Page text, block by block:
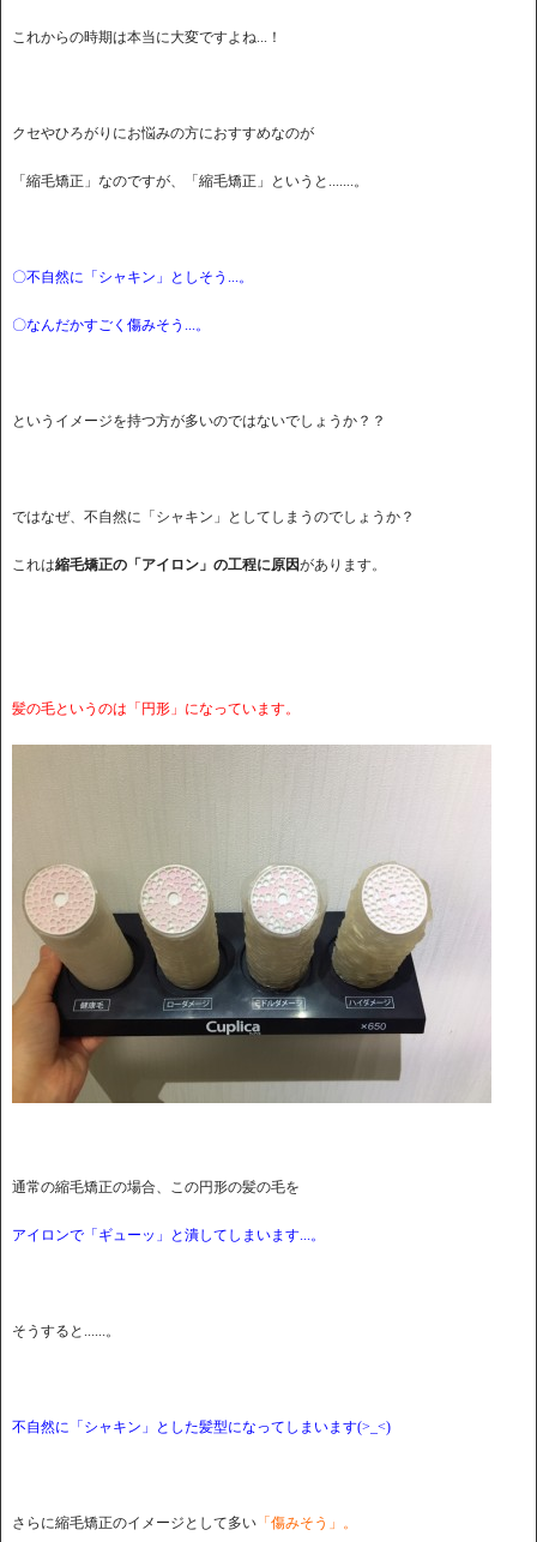
これからの時期は本当に大変ですよね...！
クセやひろがりにお悩みの方におすすめなのが
「縮毛矯正」なのですが、「縮毛矯正」というと.......。
〇不自然に「シャキン」としそう...。
〇なんだかすごく傷みそう...。
というイメージを持つ方が多いのではないでしょうか？？
ではなぜ、不自然に「シャキン」としてしまうのでしょうか？
これは縮毛矯正の「アイロン」の工程に原因があります。
髪の毛というのは「円形」になっています。
通常の縮毛矯正の場合、この円形の髪の毛を
アイロンで「ギューッ」と潰してしまいます...。
そうすると......。
不自然に「シャキン」とした髪型になってしまいます(>_<)
さらに縮毛矯正のイメージとして多い 「傷みそう」。